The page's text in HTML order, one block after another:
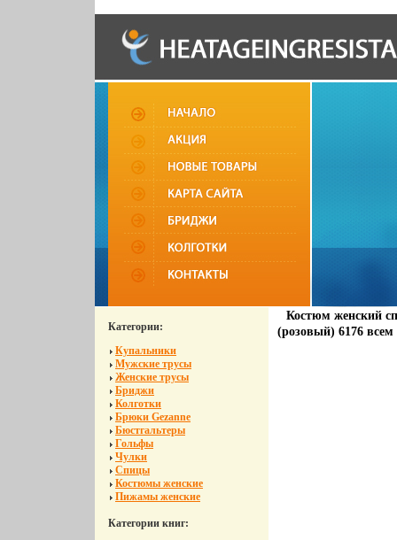
Категории:
Купальники
Мужские трусы
Женские трусы
Бриджи
Колготки
Брюки Gezanne
Бюстгальтеры
Гольфы
Чулки
Спицы
Костюмы женские
Пижамы женские
Категории книг:
Костюм женский
(розовый) 6176